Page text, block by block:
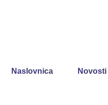
Naslovnica Novosti